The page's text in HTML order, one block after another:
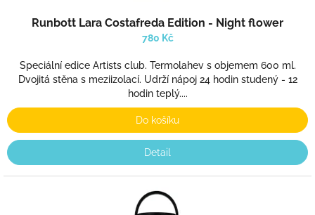
Runbott Lara Costafreda Edition - Night flower
780 Kč
Speciální edice Artists club. Termolahev s objemem 600 ml.
Dvojitá stěna s meziizolací. Udrží nápoj 24 hodin studený - 12
hodin teplý....
Do košíku
Detail